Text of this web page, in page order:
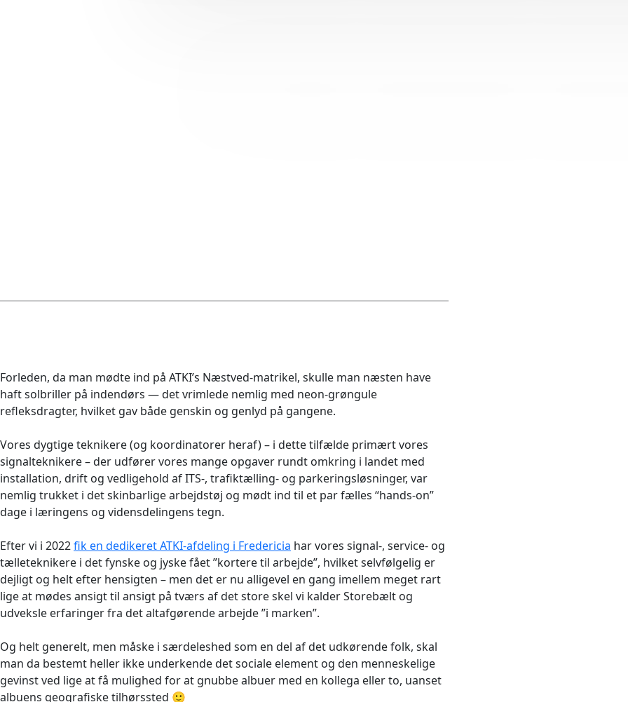
Forleden, da man mødte ind på ATKI’s Næstved-matrikel, skulle man næsten have
haft solbriller på indendørs — det vrimlede nemlig med neon-grøngule
refleksdragter, hvilket gav både genskin og genlyd på gangene.
Vores dygtige teknikere (og koordinatorer heraf) – i dette tilfælde primært vores
signalteknikere – der udfører vores mange opgaver rundt omkring i landet med
installation, drift og vedligehold af ITS-, trafiktælling- og parkeringsløsninger, var
nemlig trukket i det skinbarlige arbejdstøj og mødt ind til et par fælles “hands-on”
dage i læringens og vidensdelingens tegn.
Efter vi i 2022fik en dedikeret ATKI-afdeling i Fredericia har vores signal-, service- og
tælleteknikere i det fynske og jyske fået ”kortere til arbejde”, hvilket selvfølgelig er
dejligt og helt efter hensigten – men det er nu alligevel en gang imellem meget rart
lige at mødes ansigt til ansigt på tværs af det store skel vi kalder Storebælt og
udveksle erfaringer fra det altafgørende arbejde ”i marken”.
Og helt generelt, men måske i særdeleshed som en del af det udkørende folk, skal
man da bestemt heller ikke underkende det sociale element og den menneskelige
gevinst ved lige at få mulighed for at gnubbe albuer med en kollega eller to, uanset
albuens geografiske tilhørssted 🙂